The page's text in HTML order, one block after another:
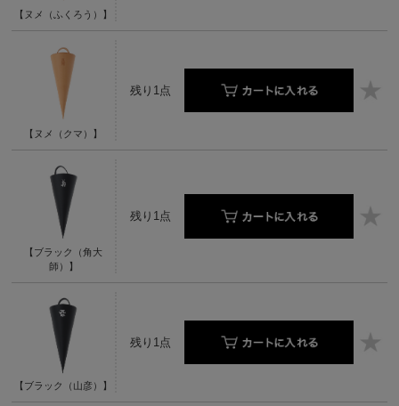
【ヌメ（ふくろう）】
【ヌメ（クマ）】
残り1点
【ブラック（角大
師）】
残り1点
【ブラック（山彦）】
残り1点